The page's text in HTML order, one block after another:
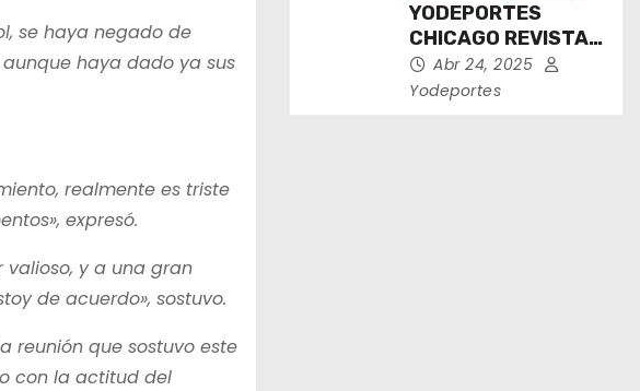
se haya negado de
haya dado ya sus
realmente es triste
expresó.
y a una gran
de acuerdo», sostuvo.
reunión que sostuvo este
con la actitud del
YODEPORTES
CHICAGO REVISTA
IMPRESA ABRIL
2025
Abr 24, 2025
Yodeportes